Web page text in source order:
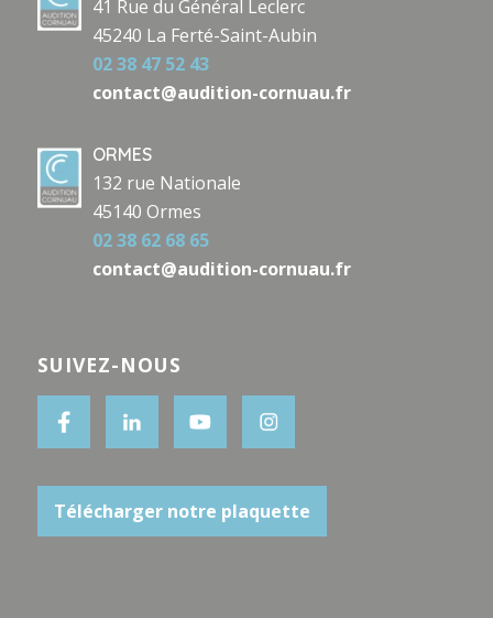
41 Rue du Général Leclerc
45240 La Ferté-Saint-Aubin
02 38 47 52 43
contact@audition-cornuau.fr
ORMES
132 rue Nationale
45140 Ormes
02 38 62 68 65
contact@audition-cornuau.fr
SUIVEZ-NOUS
Télécharger notre plaquette